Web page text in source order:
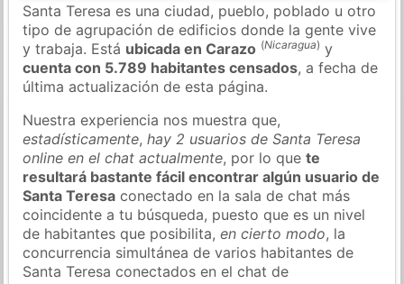
Santa Teresa es una ciudad, pueblo, poblado u otro
tipo de agrupación de edificios donde la gente vive
y trabaja. Está ubicada en Carazo (Nicaragua) y
cuenta con 5.789 habitantes censados, a fecha de
última actualización de esta página.
Nuestra experiencia nos muestra que,
estadísticamente,hay 2 usuarios de Santa Teresa
online en el chat actualmente, por lo quete
resultará bastante fácil encontrar algún usuario de
Santa Teresa conectado en la sala de chat más
coincidente a tu búsqueda, puesto que es un nivel
de habitantes que posibilita,en cierto modo, la
concurrencia simultánea de varios habitantes de
Santa Teresa conectados en el chat de